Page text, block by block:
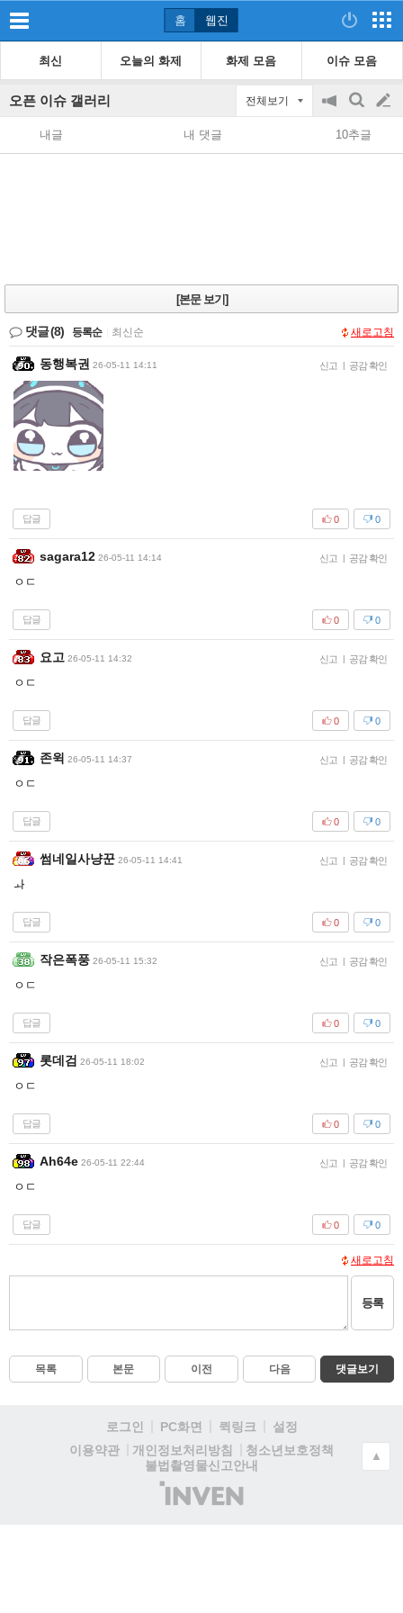
홈 웹진
최신 오늘의 화제 화제 모음 이슈 모음
오픈 이슈 갤러리 전체보기
공
지
on/off
검
색
글
쓰
내글 내 댓글 10추글
[본문 보기]
댓글(8) 등록순 최신순 새로고침
동행복권 26-05-11 14:11 신고 | 공감 확인
답글 0
0
sagara12 26-05-11 14:14 신고 | 공감 확인
ㅇㄷ
답글 0
0
요고 26-05-11 14:32 신고 | 공감 확인
ㅇㄷ
답글 0
0
존윅 26-05-11 14:37 신고 | 공감 확인
ㅇㄷ
답글 0
0
썸네일사냥꾼 26-05-11 14:41 신고 | 공감 확인
ㅘ
답글 0
0
작은폭풍 26-05-11 15:32 신고 | 공감 확인
ㅇㄷ
답글 0
0
롯데검 26-05-11 18:02 신고 | 공감 확인
ㅇㄷ
답글 0
0
Ah64e 26-05-11 22:44 신고 | 공감 확인
ㅇㄷ
답글 0
0
새로고침
등록
목록 본문 이전 다음 댓글보기
로그인 PC화면 퀵링크
설정
이용약관
개인정보처리방침
청소년보호정책
불법촬영물신고안내
(주)
인
▲